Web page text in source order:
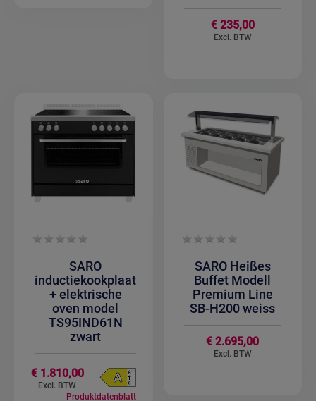
€ 235,00
SARO
inductiekookplaat
+ elektrische
oven model
TS95IND61N
zwart
€ 1.810,00
Produktdatenblatt
SARO Heißes
Buffet Modell
Premium Line
SB-H200 weiss
€ 2.695,00